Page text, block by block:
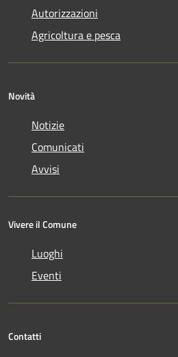
Autorizzazioni
Agricoltura e pesca
Novità
Notizie
Comunicati
Avvisi
Vivere il Comune
Luoghi
Eventi
Contatti